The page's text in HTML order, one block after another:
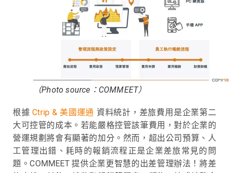
（Photo source：COMMEET）
根據Ctrip & 美國運通 資料統計，差旅費用是企業第二
大可控管的成本。若能嚴格控管該筆費用，對於企業的
營運規劃將會有顯著的加分。然而，超出公司預算、人
工管理出錯、耗時的報銷流程正是企業差旅常見的問
題。COMMEET 提供企業更智慧的出差管理辦法！將差